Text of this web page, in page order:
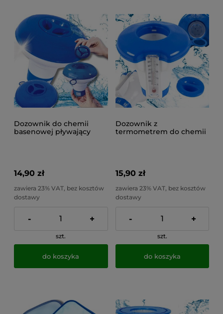
Dozownik do chemii
basenowej pływający
14,90 zł
zawiera 23% VAT, bez kosztów
dostawy
- +
szt.
do koszyka
Dozownik z
termometrem do chemii
15,90 zł
zawiera 23% VAT, bez kosztów
dostawy
- +
szt.
do koszyka